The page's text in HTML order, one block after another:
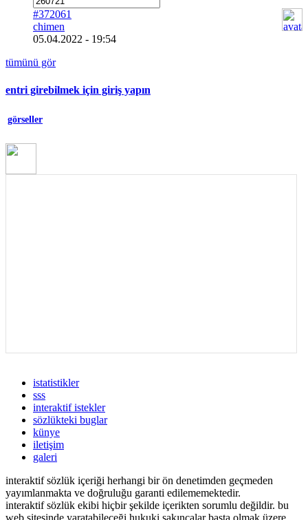
#372061
chimen
05.04.2022 - 19:54
tümünü gör
entri girebilmek için giriş yapın
görseller
istatistikler
sss
interaktif istekler
sözlükteki buglar
künye
iletişim
galeri
interaktif sözlük içeriği herhangi bir ön denetimden geçmeden
yayımlanmakta ve doğruluğu garanti edilememektedir.
interaktif sözlük ekibi hiçbir şekilde içerikten sorumlu değildir. bu